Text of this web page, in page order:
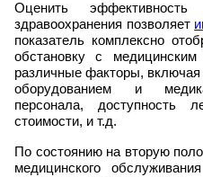
Оценить эффективность
здравоохранения позволяет
показатель комплексно
обстановку с
различные факторы,
оборудованием и
персонала, доступность
стоимости, и т.д.
По состоянию на вторую
медицинского